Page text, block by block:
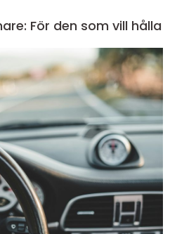
För den som vill hålla